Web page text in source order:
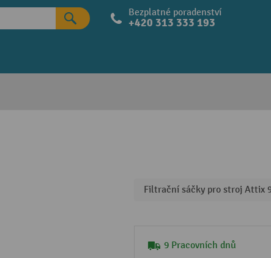
Bezplatné poradenství
+420 313 333 193
9 Pracovních dnů